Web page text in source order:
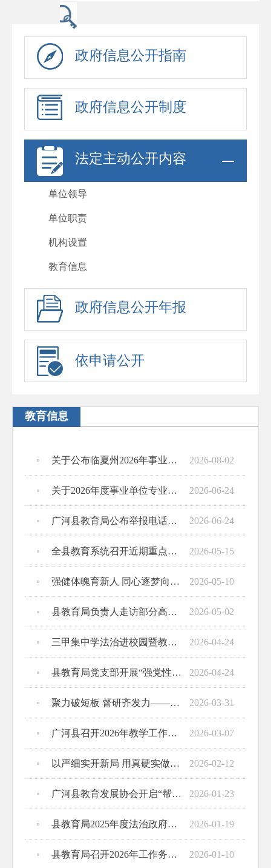
政府信息公开指南
政府信息公开制度
法定主动公开内容
单位领导
单位职责
机构设置
教育信息
政府信息公开年报
依申请公开
教育信息
关于公布临夏州2026年事业单位公开招聘教育类岗位（广河县考点）面试成绩及最终成绩的通知 2026-08-02
关于2026年度事业单位专业技术人员晋升内部岗位等级工作接受社会监督的公告 2026-06-24
广河县教育局公布举报电话0930-5622345 2026-06-24
全县教育系统召开近期重点工作安排会 2026-05-15
强健体魄育新人 同心逐梦向未来——广河县中小学第十四届“希望杯”师生运动会圆满落幕 2026-05-10
县教育局负责人走访部分高中生家庭 2026-05-02
三甲集中学法治进校园暨教育质量提升工作座谈会召开 2026-04-24
县教育局党支部开展“强党性、提能力、兴教育”主题党日活动 2026-04-24
聚力破短板 督研齐发力——县教育局召开2026年督导教研第一次专题会议 2026-03-31
广河县召开2026年教学工作会议凝聚高质量发展共识 2026-03-07
以严细实开新局 用真硬实做答卷——广河县召开2026年春季学期开学工作安排会 2026-02-12
广河县教育发展协会开启“帮扶”之路 2026-01-23
县教育局2025年度法治政府建设报告 2026-01-19
县教育局召开2026年工作务虚会 2026-01-10